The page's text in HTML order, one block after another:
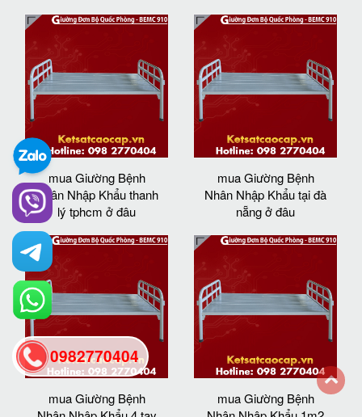
mua Giường Bệnh
Nhân Nhập Khẩu thanh
lý tphcm ở đâu
mua Giường Bệnh
Nhân Nhập Khẩu tại đà
nẵng ở đâu
mua Giường Bệnh
mua Giường Bệnh
0982770404